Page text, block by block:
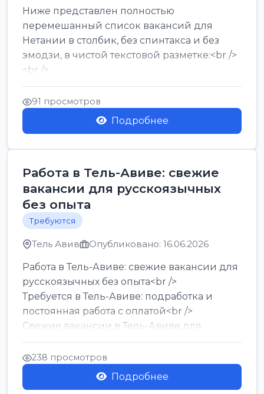
Ниже представлен полностью
перемешанный список вакансий для
Нетании в столбик, без спинтакса и без
эмодзи, в чистой текстовой разметке:<br />
<br />
Работа в Нетании на мебельном
производстве: требу...
91 просмотров
Подробнее
Работа в Тель-Авиве: свежие
вакансии для русскоязычных
без опыта
Требуются
Тель Авив Опубликовано: 16.06.2026
Работа в Тель-Авиве: свежие вакансии для
русскоязычных без опыта<br />
Требуется в Тель-Авиве: подработка и
постоянная работа с оплатой<br />
Свежие вакансии в Тель-Авиве для
мужчин и женщин от хозя...
238 просмотров
Подробнее